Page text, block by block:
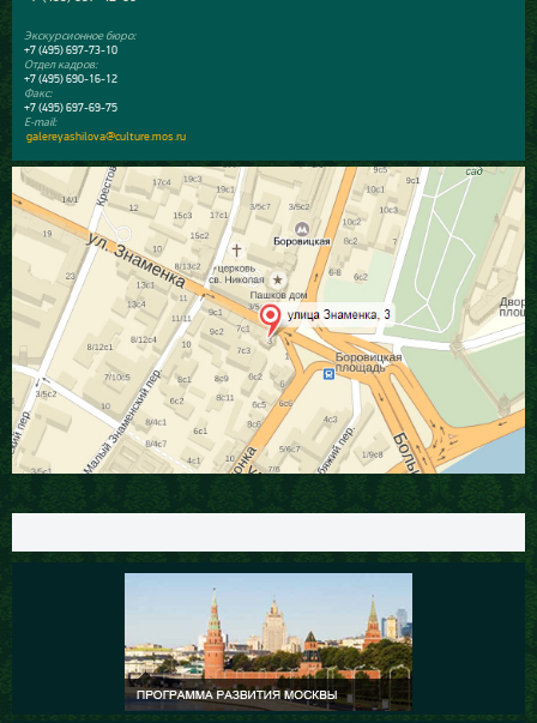
Экскурсионное бюро:
+7 (495) 697-73-10
Отдел кадров:
+7 (495) 690-16-12
Факс:
+7 (495) 697-69-75
E-mail:
galereyashilova@culture.mos.ru